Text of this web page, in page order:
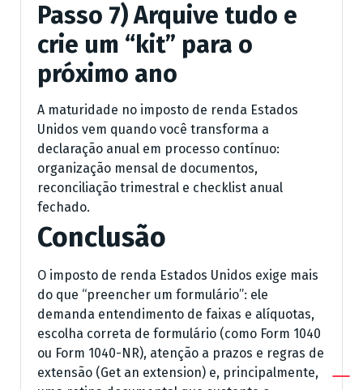
Passo 7) Arquive tudo e
crie um “kit” para o
próximo ano
A maturidade no imposto de renda Estados
Unidos vem quando você transforma a
declaração anual em processo contínuo:
organização mensal de documentos,
reconciliação trimestral e checklist anual
fechado.
Conclusão
O imposto de renda Estados Unidos exige mais
do que “preencher um formulário”: ele
demanda entendimento de faixas e alíquotas,
escolha correta de formulário (como Form 1040
ou Form 1040-NR), atenção a prazos e regras de
extensão (Get an extension) e, principalmente,